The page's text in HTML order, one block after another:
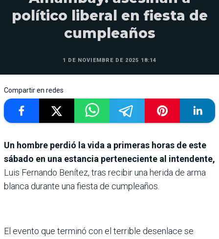
político liberal en fiesta de
cumpleaños
1 DE NOVIEMBRE DE 2025 18:14
Compartir en redes
Un hombre perdió la vida a primeras horas de este
sábado en una estancia perteneciente al intendente,
Luis Fernando Benítez, tras recibir una herida de arma
blanca durante una fiesta de cumpleaños.
El evento que terminó con el terrible desenlace se